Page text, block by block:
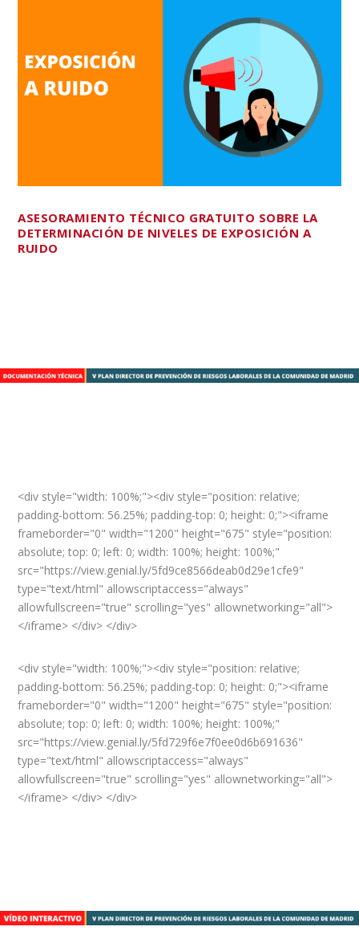
ASESORAMIENTO TÉCNICO GRATUITO SOBRE LA
DETERMINACIÓN DE NIVELES DE EXPOSICIÓN A
RUIDO
<div style="width: 100%;"><div style="position: relative;
padding-bottom: 56.25%; padding-top: 0; height: 0;"><iframe
frameborder="0" width="1200" height="675" style="position:
absolute; top: 0; left: 0; width: 100%; height: 100%;"
src="https://view.genial.ly/5fd9ce8566deab0d29e1cfe9"
type="text/html" allowscriptaccess="always"
allowfullscreen="true" scrolling="yes" allownetworking="all">
</iframe> </div> </div>
<div style="width: 100%;"><div style="position: relative;
padding-bottom: 56.25%; padding-top: 0; height: 0;"><iframe
frameborder="0" width="1200" height="675" style="position:
absolute; top: 0; left: 0; width: 100%; height: 100%;"
src="https://view.genial.ly/5fd729f6e7f0ee0d6b691636"
type="text/html" allowscriptaccess="always"
allowfullscreen="true" scrolling="yes" allownetworking="all">
</iframe> </div> </div>